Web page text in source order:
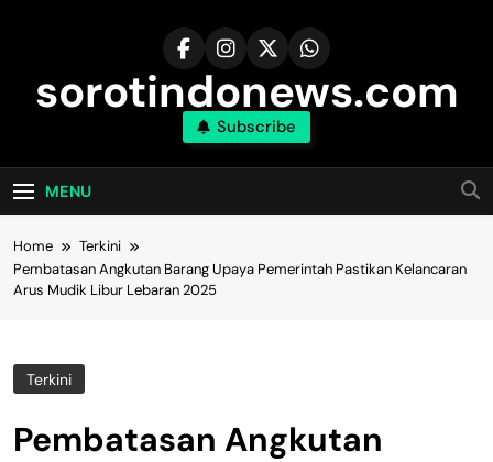
sorotindonews.com
Subscribe
MENU
Home
Terkini
Pembatasan Angkutan Barang Upaya Pemerintah Pastikan Kelancaran
Arus Mudik Libur Lebaran 2025
Terkini
Pembatasan Angkutan